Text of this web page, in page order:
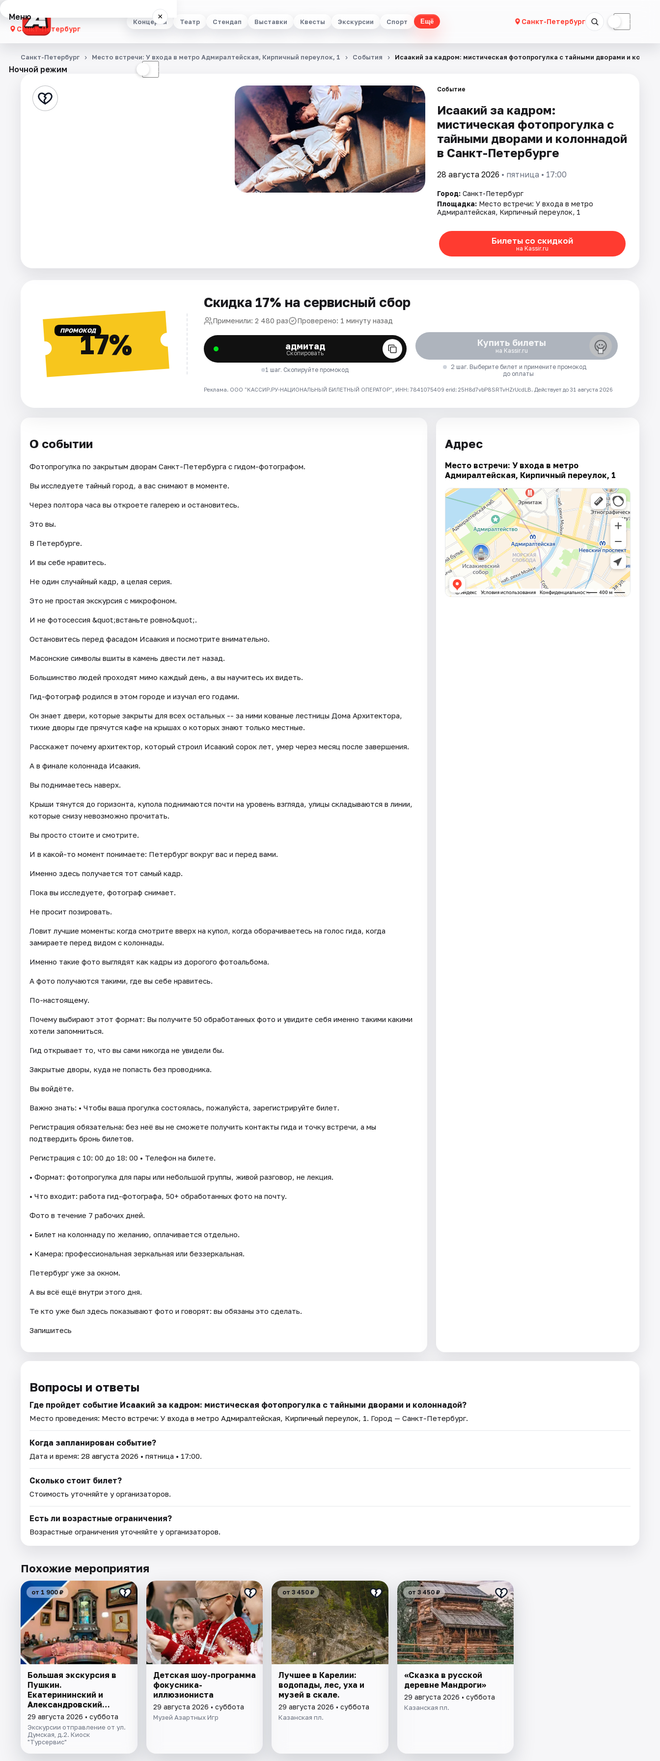
Концерты Театр Стендап Выставки Квесты Экскурсии Спорт Ещё Санкт-Петербург ☾
Меню ×
Санкт-Петербург
Концерты
Стендап
Площадки
Ночной режим ☾
Санкт-Петербург Место встречи: У входа в метро Адмиралтейская, Кирпичный переулок, 1 События Исаакий за кадром: мистическая фотопрогулка с тайными дворами и
Событие
Исаакий за кадром:
мистическая фотопрогулка с
тайными дворами и колоннадой
в Санкт-Петербурге
28 августа 2026 • пятница • 17:00
Город: Санкт-Петербург
Площадка: Место встречи: У входа в метро
Адмиралтейская, Кирпичный переулок, 1
Билеты со скидкой
на Kassir.ru
ПРОМОКОД17%
Скидка 17% на сервисный сбор
Применили: 2 480 раз Проверено: 1 минуту назад
адмитад
Скопировать
1 шаг. Скопируйте промокод
Купить билеты
на Kassir.ru
2 шаг. Выберите билет и примените промокод
до оплаты
Реклама. ООО "КАССИР.РУ-НАЦИОНАЛЬНЫЙ БИЛЕТНЫЙ ОПЕРАТОР", ИНН: 7841075409 erid: 25H8d7vbP8SRTvHZrUcdLB. Действует до 31 августа 2026
О событии
Фотопрогулка по закрытым дворам Санкт-Петербурга с гидом-фотографом.
Вы исследуете тайный город, а вас снимают в моменте.
Через полтора часа вы откроете галерею и остановитесь.
Это вы.
В Петербурге.
И вы себе нравитесь.
Не один случайный кадр, а целая серия.
Это не простая экскурсия с микрофоном.
И не фотосессия &quot;встаньте ровно&quot;.
Остановитесь перед фасадом Исаакия и посмотрите внимательно.
Масонские символы вшиты в камень двести лет назад.
Большинство людей проходят мимо каждый день, а вы научитесь их видеть.
Гид-фотограф родился в этом городе и изучал его годами.
Он знает двери, которые закрыты для всех остальных -- за ними кованые лестницы Дома Архитектора,
тихие дворы где прячутся кафе на крышах о которых знают только местные.
Расскажет почему архитектор, который строил Исаакий сорок лет, умер через месяц после завершения.
А в финале колоннада Исаакия.
Вы поднимаетесь наверх.
Крыши тянутся до горизонта, купола поднимаются почти на уровень взгляда, улицы складываются в линии,
которые снизу невозможно прочитать.
Вы просто стоите и смотрите.
И в какой-то момент понимаете: Петербург вокруг вас и перед вами.
Именно здесь получается тот самый кадр.
Пока вы исследуете, фотограф снимает.
Не просит позировать.
Ловит лучшие моменты: когда смотрите вверх на купол, когда оборачиваетесь на голос гида, когда
замираете перед видом с колоннады.
Именно такие фото выглядят как кадры из дорогого фотоальбома.
А фото получаются такими, где вы себе нравитесь.
По-настоящему.
Почему выбирают этот формат: Вы получите 50 обработанных фото и увидите себя именно такими какими
хотели запомниться.
Гид открывает то, что вы сами никогда не увидели бы.
Закрытые дворы, куда не попасть без проводника.
Вы войдёте.
Важно знать: • Чтобы ваша прогулка состоялась, пожалуйста, зарегистрируйте билет.
Регистрация обязательна: без неё вы не сможете получить контакты гида и точку встречи, а мы
подтвердить бронь билетов.
Регистрация с 10: 00 до 18: 00 • Телефон на билете.
• Формат: фотопрогулка для пары или небольшой группы, живой разговор, не лекция.
• Что входит: работа гид-фотографа, 50+ обработанных фото на почту.
Фото в течение 7 рабочих дней.
• Билет на колоннаду по желанию, оплачивается отдельно.
• Камера: профессиональная зеркальная или беззеркальная.
Петербург уже за окном.
А вы всё ещё внутри этого дня.
Те кто уже был здесь показывают фото и говорят: вы обязаны это сделать.
Запишитесь
Адрес
Место встречи: У входа в метро
Адмиралтейская, Кирпичный переулок, 1
Вопросы и ответы
Где пройдет событие Исаакий за кадром: мистическая фотопрогулка с тайными дворами и колоннадой?
Место проведения: Место встречи: У входа в метро Адмиралтейская, Кирпичный переулок, 1. Город — Санкт-Петербург.
Когда запланирован событие?
Дата и время: 28 августа 2026 • пятница • 17:00.
Сколько стоит билет?
Стоимость уточняйте у организаторов.
Есть ли возрастные ограничения?
Возрастные ограничения уточняйте у организаторов.
Похожие мероприятия
от 1 900 ₽
Большая экскурсия в
Пушкин.
Екатерининский и
Александровский
дворцы
29 августа 2026 • суббота
Экскурсии отправление от ул.
Думская, д.2. Киоск
"Турсервис"
Детская шоу-программа
фокусника-
иллюзиониста
29 августа 2026 • суббота
Музей Азартных Игр
от 3 450 ₽
Лучшее в Карелии:
водопады, лес, уха и
музей в скале.
29 августа 2026 • суббота
Казанская пл.
от 3 450 ₽
«Сказка в русской
деревне Мандроги»
29 августа 2026 • суббота
Казанская пл.